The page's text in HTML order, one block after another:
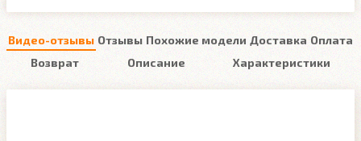
Видео-отзывы Отзывы Похожие модели Доставка Оплата
Возврат
Описание Характеристики